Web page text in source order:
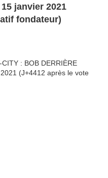
15 janvier 2021
fondateur)